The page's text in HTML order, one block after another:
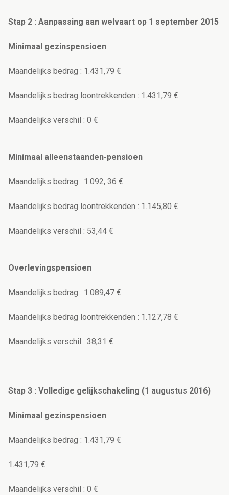
Stap 2 : Aanpassing aan welvaart op 1 september 2015
Minimaal gezinspensioen
Maandelijks bedrag : 1.431,79 €
Maandelijks bedrag loontrekkenden : 1.431,79 €
Maandelijks verschil : 0 €
Minimaal alleenstaanden-pensioen
Maandelijks bedrag : 1.092, 36 €
Maandelijks bedrag loontrekkenden : 1.145,80 €
Maandelijks verschil : 53,44 €
Overlevingspensioen
Maandelijks bedrag : 1.089,47 €
Maandelijks bedrag loontrekkenden : 1.127,78 €
Maandelijks verschil : 38,31 €
Stap 3 : Volledige gelijkschakeling (1 augustus 2016)
Minimaal gezinspensioen
Maandelijks bedrag : 1.431,79 €
1.431,79 €
Maandelijks verschil : 0 €